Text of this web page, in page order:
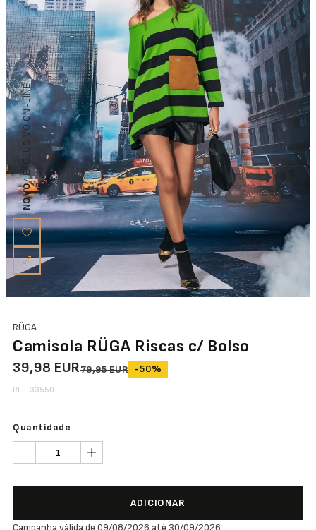
NOVO
/ EXCLUSIVO ON-LINE
RÜGA
Camisola RÜGA Riscas c/ Bolso
39,98 EUR79,95 EUR -50%
REF. 33550
Quantidade
ADICIONAR
Campanha válida de 09/08/2026 até 30/09/2026